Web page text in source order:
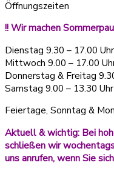
Öffnungszeiten
!! Wir machen
Dienstag 9.30 – 17.00 Uhr
Mittwoch 9.00 – 17.00
Donnerstag & Freitag
Samstag 9.00 – 13.30 Uhr
Feiertage, Sonntag &
Aktuell & wichtig: Bei
schließen wir
uns anrufen, wenn Sie